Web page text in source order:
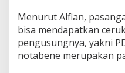
-
G
a
n
Menurut Alfian,
bisa mendapatkan
pengusungnya, yakni
notabene merupakan